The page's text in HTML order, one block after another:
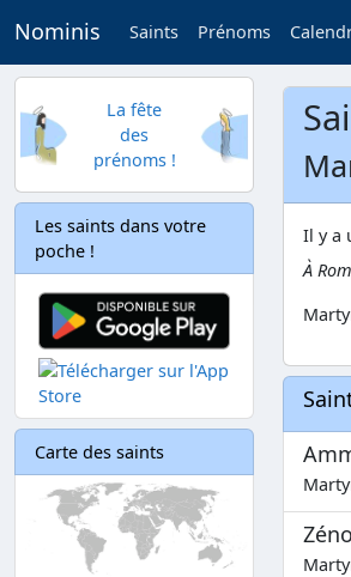
Nominis Saints Prénoms
La fête
des
prénoms !
Les saints dans votre
poche !
Carte des saints
Il y a
À